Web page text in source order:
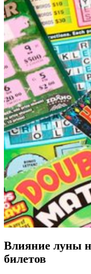
Влияние луны
билетов